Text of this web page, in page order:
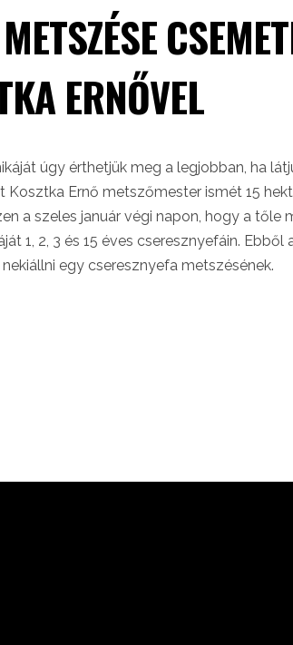
ERNŐVEL
úgy érthetjük meg a legjobban, ha
Kosztka Ernő metszőmester ismét 15
a szeles január végi napon, hogy a tőle
1, 2, 3 és 15 éves cseresznyefáin.
egy cseresznyefa metszésének.